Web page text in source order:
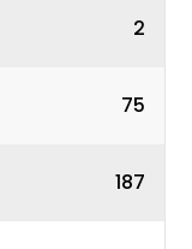
2
75
187